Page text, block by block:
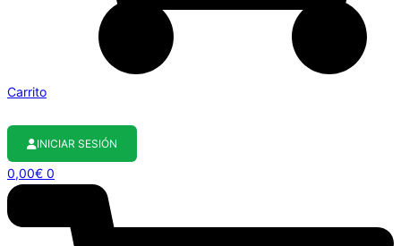
Carrito
INICIAR SESIÓN
0,00€ 0